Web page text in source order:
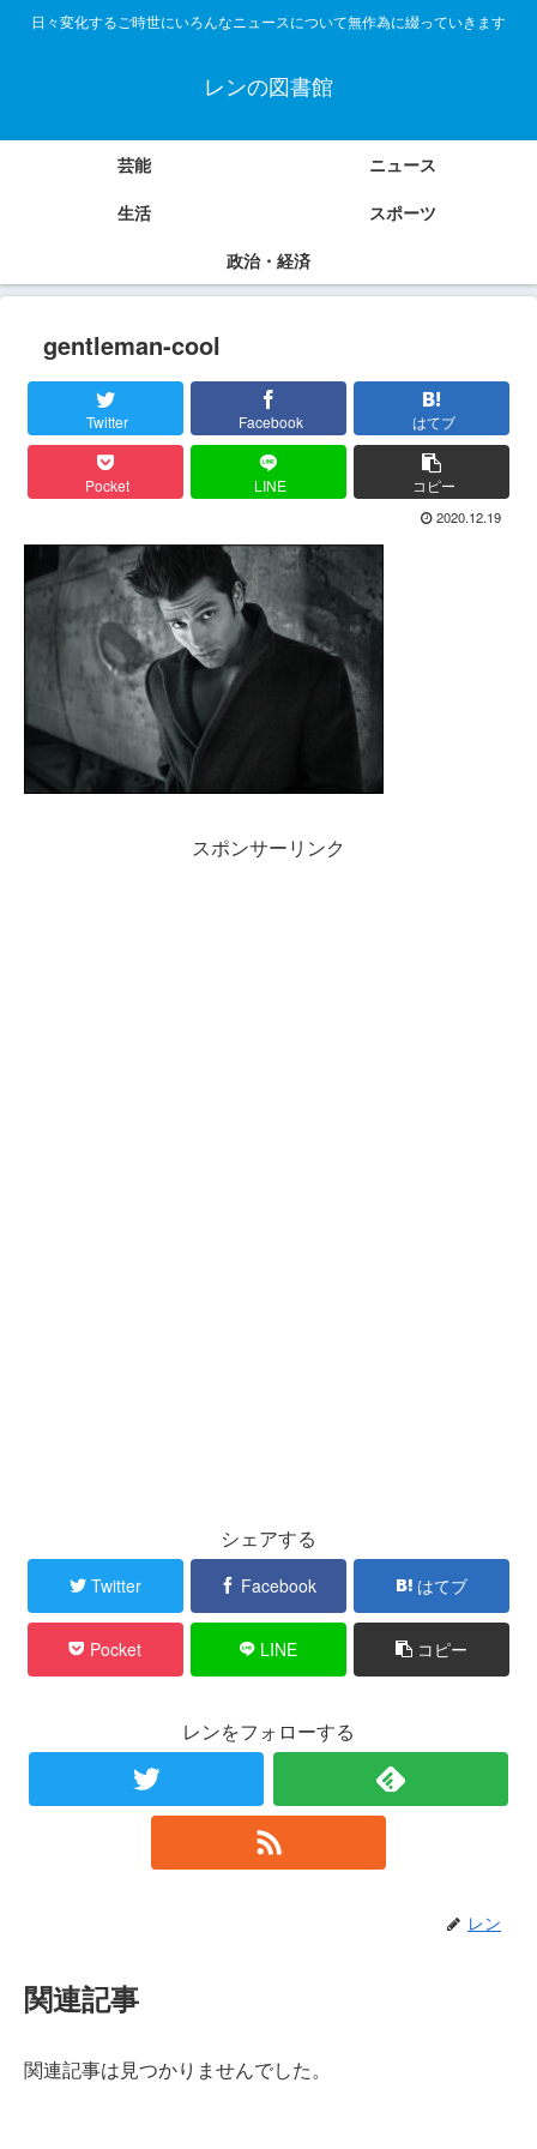
日々変化するご時世にいろんなニュースについて無作為に綴っていきます
レンの図書館
芸能
ニュース
生活
スポーツ
政治・経済
gentleman-cool
Twitter Facebook はてブ
Pocket LINE コピー
2020.12.19
スポンサーリンク
シェアする
Twitter Facebook はてブ
Pocket LINE コピー
レンをフォローする
レン
関連記事
関連記事は見つかりませんでした。